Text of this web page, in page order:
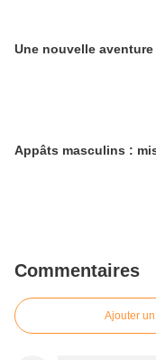
Une nouvelle aventure
Appâts masculins :
Commentaires
Ajouter